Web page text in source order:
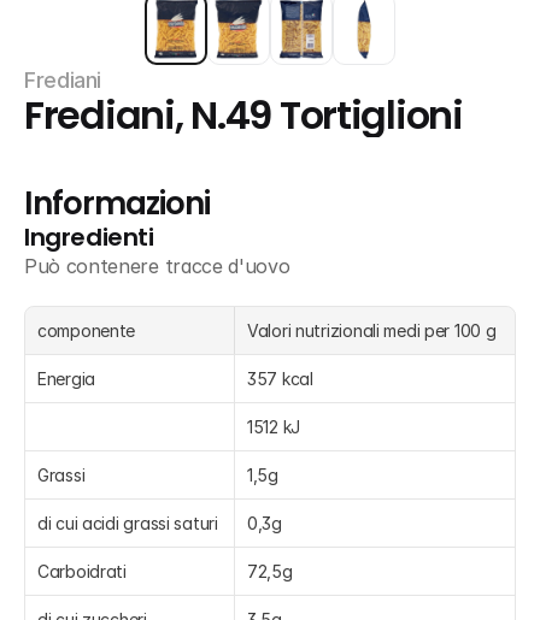
Frediani
Frediani, N.49 Tortiglioni
Informazioni
Ingredienti
Può contenere tracce d'uovo
componente Valori nutrizionali medi per 100 g
Energia 357 kcal
1512 kJ
Grassi 1,5g
di cui acidi grassi saturi 0,3g
Carboidrati 72,5g